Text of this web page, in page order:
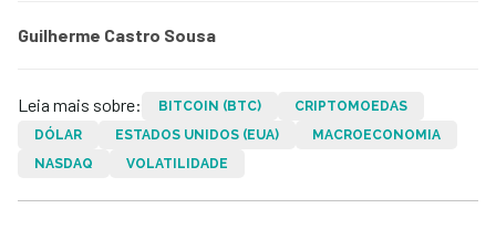
Guilherme Castro Sousa
Leia mais sobre: BITCOIN (BTC)
CRIPTOMOEDAS
DÓLAR
ESTADOS UNIDOS (EUA)
MACROECONOMIA
NASDAQ
VOLATILIDADE